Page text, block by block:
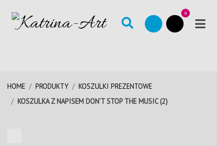
0
HOME PRODUKTY
KOSZULKI PREZENTOWE
KOSZULKA Z NAPISEM DON’T STOP THE MUSIC (2)